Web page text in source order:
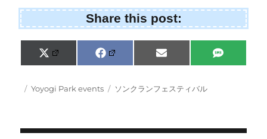
Share this post:
Share
on
X
(
w
i
r
Share
on
F
a
e
Share
on
E
m
i
Share
on
S
M
Posted
Categories
Yoyogi Park events Tags
ソンクランフェスティバル